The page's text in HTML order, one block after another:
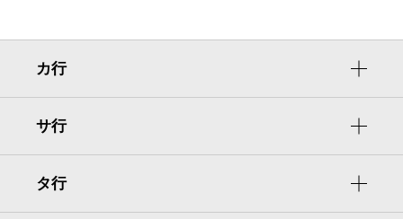
カ行
サ行
タ行